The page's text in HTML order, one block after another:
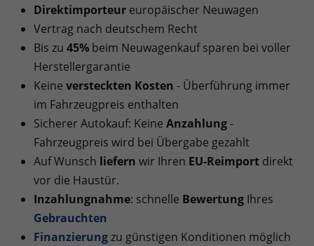
Direktimporteur europäischer Neuwagen
Vertrag nach deutschem Recht
Bis zu 45% beim Neuwagenkauf sparen bei voller
Herstellergarantie
Keine versteckten Kosten - Überführung immer
im Fahrzeugpreis enthalten
Sicherer Autokauf: Keine Anzahlung-
Fahrzeugpreis wird bei Übergabe gezahlt
Auf Wunsch liefern wir Ihren EU-Reimport direkt
vor die Haustür.
Inzahlungnahme: schnelle Bewertung Ihres
Gebrauchten
Finanzierungzu günstigen Konditionen möglich